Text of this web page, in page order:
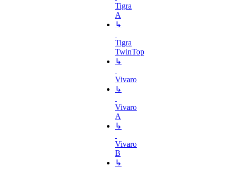
Tigra
A
↳
Tigra
TwinTop
↳
Vivaro
↳
Vivaro
A
↳
Vivaro
B
↳